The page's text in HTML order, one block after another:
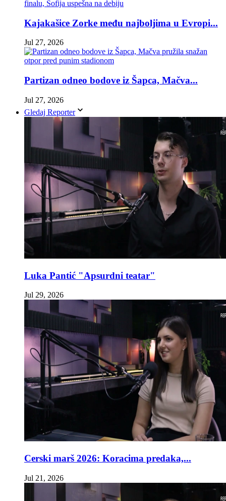
Kajakašice Zorke među najboljima u Evropi...
Jul 27, 2026
Partizan odneo bodove iz Šapca, Mačva...
Jul 27, 2026
Gledaj Reporter
Luka Pantić "Apsurdni teatar"
Jul 29, 2026
Cerski marš 2026: Koracima predaka,...
Jul 21, 2026